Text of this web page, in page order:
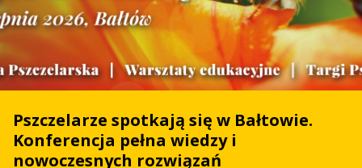
Pszczelarze spotkają się w Bałtowie.
Konferencja pełna wiedzy i
nowoczesnych rozwiązań